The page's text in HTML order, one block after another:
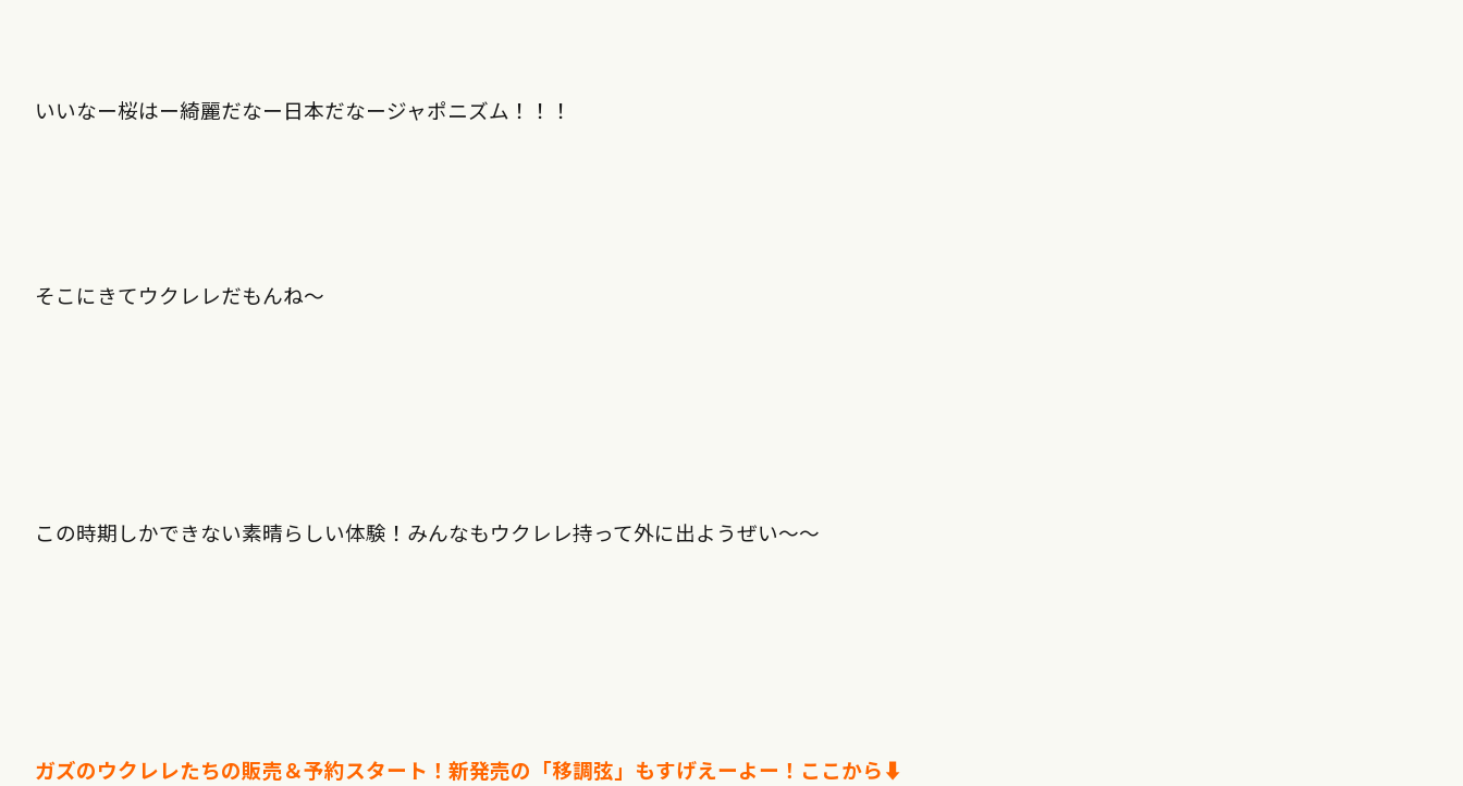
いいなー桜はー綺麗だなー日本だなージャポニズム！！！
そこにきてウクレレだもんね〜
この時期しかできない素晴らしい体験！みんなもウクレレ持って外に出ようぜい〜〜
ガズのウクレレたちの販売＆予約スタート！新発売の「移調弦」もすげえーよー！ここから⬇︎